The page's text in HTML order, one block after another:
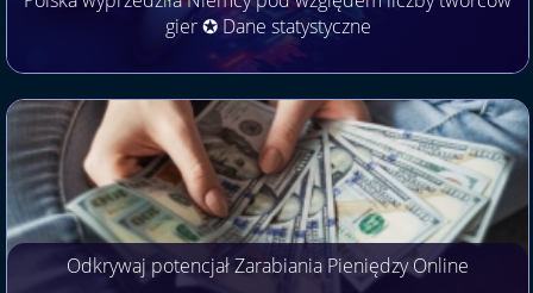
gier ✪ Dane statystyczne
Odkrywaj potencjał Zarabiania Pieniędzy Online